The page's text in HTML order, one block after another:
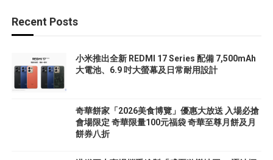
Recent Posts
小米推出全新 REDMI 17 Series 配備 7,500mAh
大電池、6.9 吋大螢幕及日常耐用設計
奇華餅家「2026美食博覽」優惠大放送 入場必搶
會場限定 奇華限量100元福袋 奇華至尊月餅及月
餅券八折